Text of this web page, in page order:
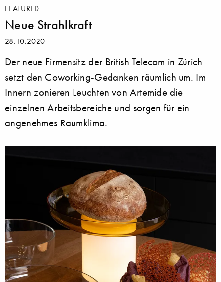
FEATURED
Neue Strahlkraft
28.10.2020
Der neue Firmensitz der British Telecom in Zürich
setzt den Coworking-Gedanken räumlich um. Im
Innern zonieren Leuchten von Artemide die
einzelnen Arbeitsbereiche und sorgen für ein
angenehmes Raumklima.